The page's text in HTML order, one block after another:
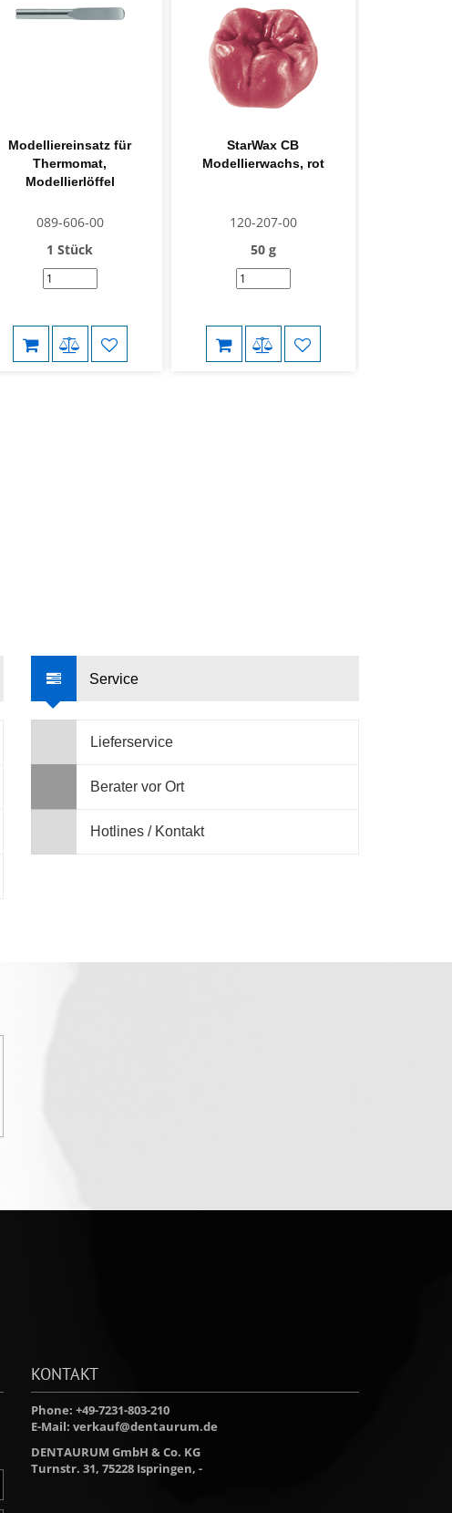
Modelliereinsatz für
Thermomat,
Modellierlöffel
089-606-00
1 Stück
StarWax CB
Modellierwachs, rot
120-207-00
50 g
Service
Lieferservice
Berater vor Ort
Hotlines / Kontakt
KONTAKT
Phone: +49-7231-803-210
E-Mail: verkauf@dentaurum.de
DENTAURUM GmbH & Co. KG
Turnstr. 31, 75228 Ispringen, -